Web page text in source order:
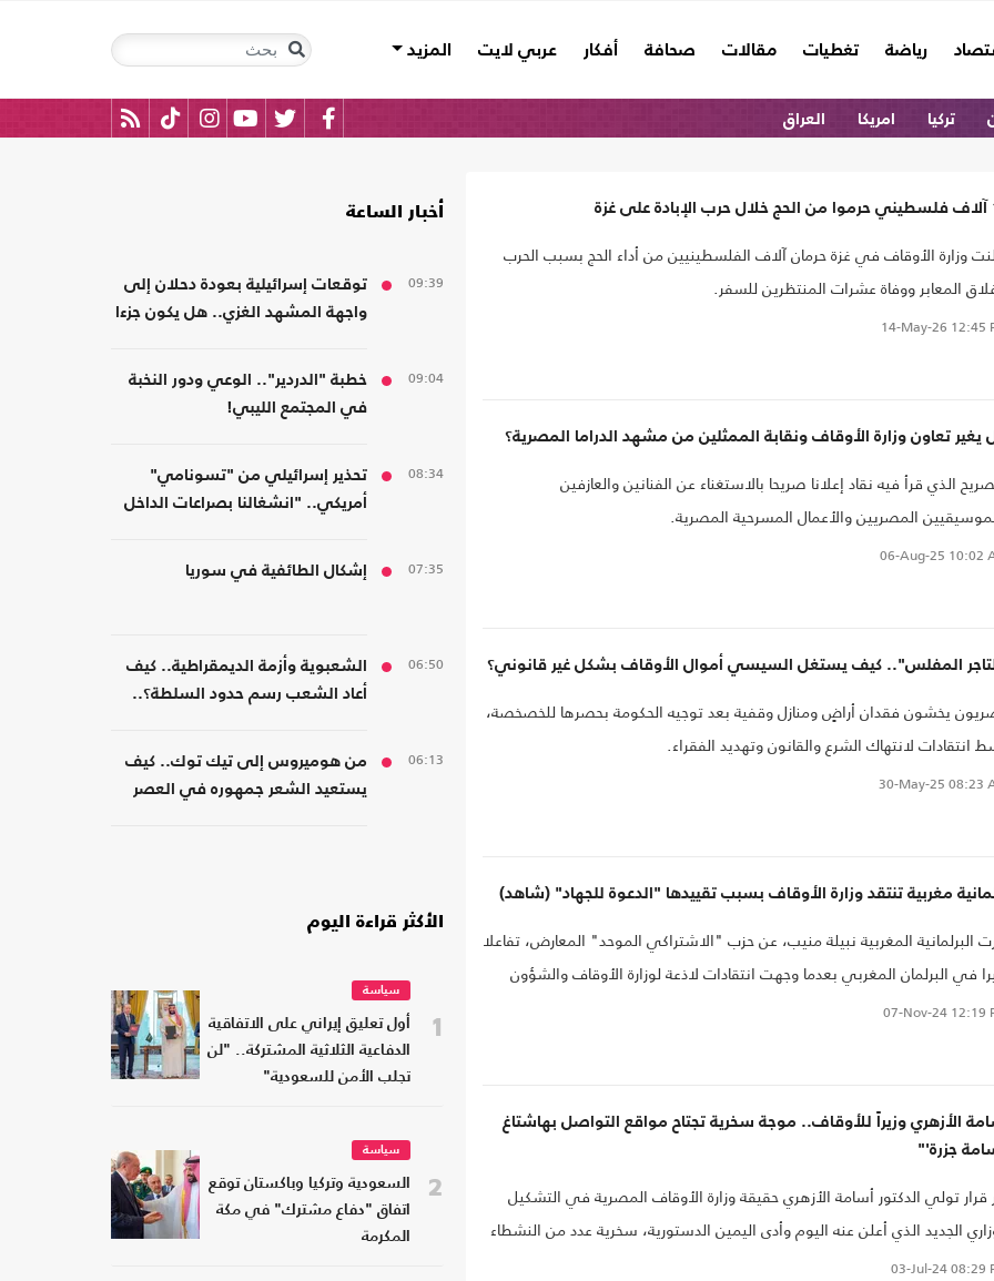
رياضة تغطيات مقالات صحافة أفكار عربي لايت المزيد
تركيا امريكا العراق
غزة
وزارة الأوقاف في غزة حرمان آلاف الفلسطينيين من أداء الحج بسبب الحرب
المعابر ووفاة عشرات المنتظرين للسفر.
14-May-26 12:45
يغير تعاون وزارة الأوقاف ونقابة الممثلين من مشهد الدراما المصرية؟
الذي قرأ فيه نقاد إعلانا صريحا بالاستغناء عن الفنانين والعازفين
المصريين والأعمال المسرحية المصرية.
06-Aug-25 10:02
المفلس".. كيف يستغل السيسي أموال الأوقاف بشكل غير قانوني؟
يخشون فقدان أراضٍ ومنازل وقفية بعد توجيه الحكومة بحصرها للخصخصة،
انتقادات لانتهاك الشرع والقانون وتهديد الفقراء.
30-May-25 08:23
مغربية تنتقد وزارة الأوقاف بسبب تقييدها "الدعوة للجهاد" (شاهد)
البرلمانية المغربية نبيلة منيب، عن حزب "الاشتراكي الموحد" المعارض، تفاعلا
في البرلمان المغربي بعدما وجهت انتقادات لاذعة لوزارة الأوقاف والشؤون
07-Nov-24 12:19
الأزهري وزيراً للأوقاف.. موجة سخرية تجتاح مواقع التواصل بهاشتاغ
جزرة'"
قرار تولي الدكتور أسامة الأزهري حقيقة وزارة الأوقاف المصرية في التشكيل
الجديد الذي أعلن عنه اليوم وأدى اليمين الدستورية، سخرية عدد من النشطاء
مواقع التواصل الاجتماعي.
03-Jul-2408:29
أخبار الساعة
09:39
توقعات إسرائيلية بعودة دحلان إلى
واجهة المشهد الغزي.. هل يكون جزءا
09:04
خطبة "الدردير".. الوعي ودور النخبة
في المجتمع الليبي!
08:34
تحذير إسرائيلي من "تسونامي"
أمريكي.. "انشغالنا بصراعات الداخل
07:35 إشكال الطائفية في سوريا
06:50
الشعبوية وأزمة الديمقراطية.. كيف
أعاد الشعب رسم حدود السلطة؟..
06:13
من هوميروس إلى تيك توك.. كيف
يستعيد الشعر جمهوره في العصر
الأكثر قراءة اليوم
1
سياسة
أول تعليق إيراني على الاتفاقية
الدفاعية الثلاثية المشتركة.. "لن
تجلب الأمن للسعودية"
2
سياسة
السعودية وتركيا وباكستان توقع
اتفاق "دفاع مشترك" في مكة
المكرمة